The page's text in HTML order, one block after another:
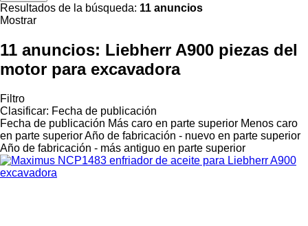
Resultados de la búsqueda: 11 anuncios
Mostrar
11 anuncios: Liebherr A900 piezas del
motor para excavadora
Filtro
Clasificar: Fecha de publicación
Fecha de publicación Más caro en parte superior Menos caro
en parte superiorAño de fabricación - nuevo en parte superior
Año de fabricación - más antiguo en parte superior